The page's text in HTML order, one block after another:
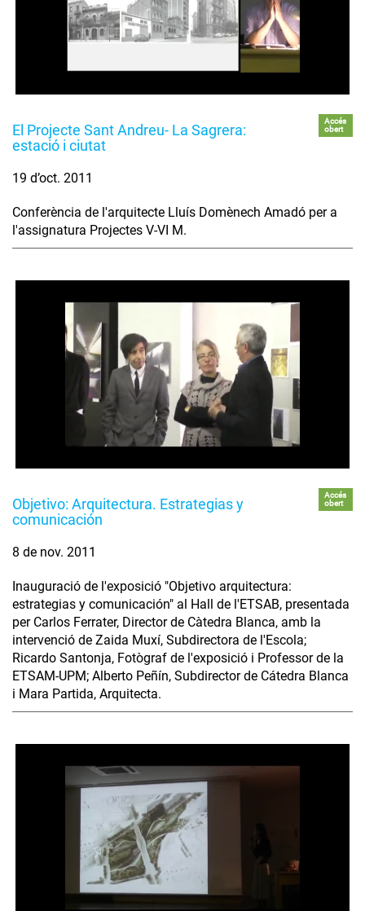
El Projecte Sant Andreu- La Sagrera:
estació i ciutat
Accés
obert
19 d’oct. 2011
Conferència de l'arquitecte Lluís Domènech Amadó per a
l'assignatura Projectes V-VI M.
Objetivo: Arquitectura. Estrategias y
comunicación
Accés
obert
8 de nov. 2011
Inauguració de l'exposició "Objetivo arquitectura:
estrategias y comunicación" al Hall de l'ETSAB, presentada
per Carlos Ferrater, Director de Càtedra Blanca, amb la
intervenció de Zaida Muxí, Subdirectora de l'Escola;
Ricardo Santonja, Fotògraf de l'exposició i Professor de la
ETSAM-UPM; Alberto Peñín, Subdirector de Cátedra Blanca
i Mara Partida, Arquitecta.